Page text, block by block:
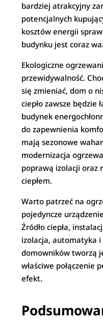
bardziej atrakcyjny
potencjalnych
kosztów energii
budynku jest coraz
Ekologiczne
przewidywalność.
się zmieniać, dom o
ciepło zawsze będzie
budynek
do zapewnienia
mają sezonowe
modernizacja
poprawą izolacji oraz
ciepłem.
Warto patrzeć na
pojedyncze
Źródło ciepła,
izolacja, automatyka
domowników tworzą
właściwe połączenie
efekt.